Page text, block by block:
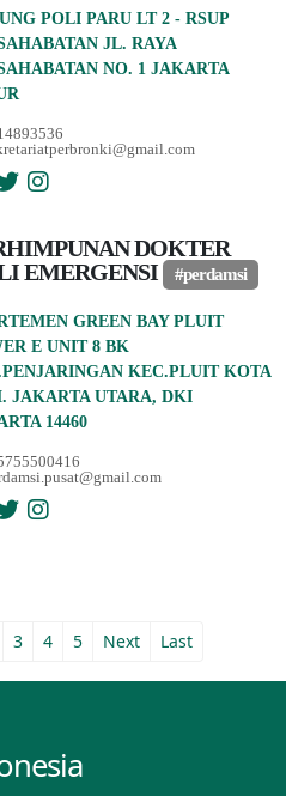
POLI PARU LT 2 - RSUP
JL. RAYA
NO. 1 JAKARTA
DOKTER
EMERGENSI
#perdamsi
GREEN BAY PLUIT
E UNIT 8 BK
KEC.PLUIT KOTA
JAKARTA UTARA, DKI
14460
3 4 5 Next Last